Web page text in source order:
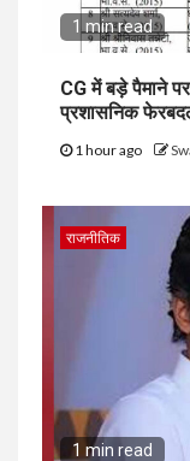
1 min read
CG में बड़े पैमाने
प्रशासनिक
1 hour ago
राजनीतिक
1 min read